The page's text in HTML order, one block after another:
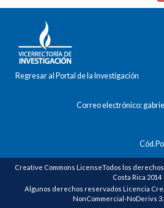
Regresar al Portal de la Investigación
Correo electrónico:
Creative Commons LicenseTodos los
Costa Rica 2014
Algunos derechos reservados Licencia
NonCommercial-NoDerivs